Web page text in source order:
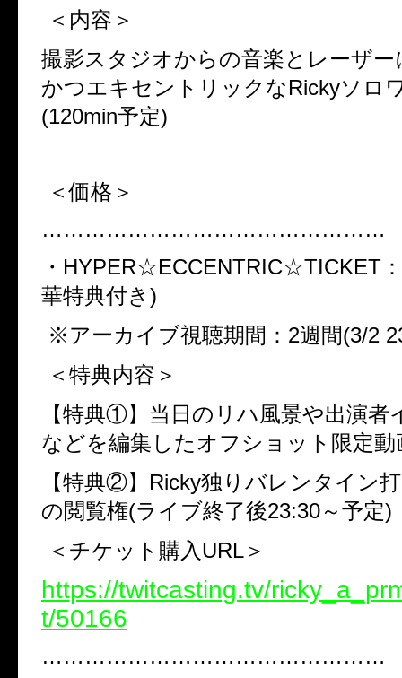
＜内容＞
撮影スタジオからの音楽とレーザー
かつエキセントリックなRickyソロ
(120min予定)
＜価格＞
…………………………………………
・HYPER☆ECCENTRIC☆TICKET ：
華特典付き )
※アーカイブ視聴期間： 2週間(3/2
＜特典内容＞
【特典①】当日のリハ風景や出演者
などを編集したオフショット限定動
【特典②】 Ricky独りバレンタイン
の閲覧権(ライブ終了後23:30～予定)
＜チケット購入 URL ＞
https://twitcasting.tv/
t/50166
…………………………………………